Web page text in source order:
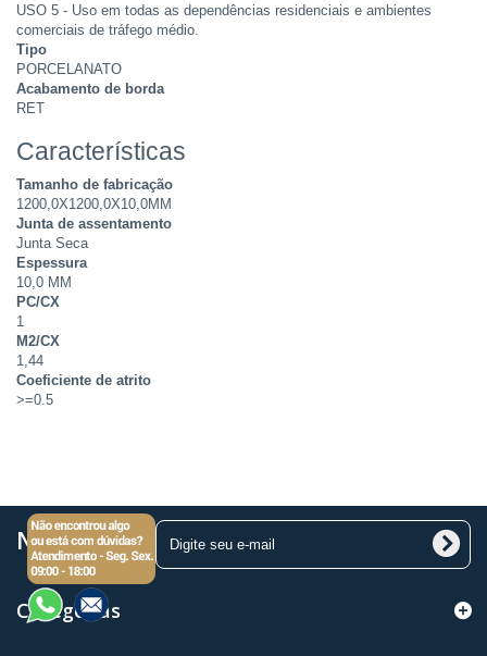
USO 5 - Uso em todas as dependências residenciais e ambientes
comerciais de tráfego médio.
Tipo
PORCELANATO
Acabamento de borda
RET
Características
Tamanho de fabricação
1200,0X1200,0X10,0MM
Junta de assentamento
Junta Seca
Espessura
10,0 MM
PC/CX
1
M2/CX
1,44
Coeficiente de atrito
>=0.5
Newsletter
Categorias